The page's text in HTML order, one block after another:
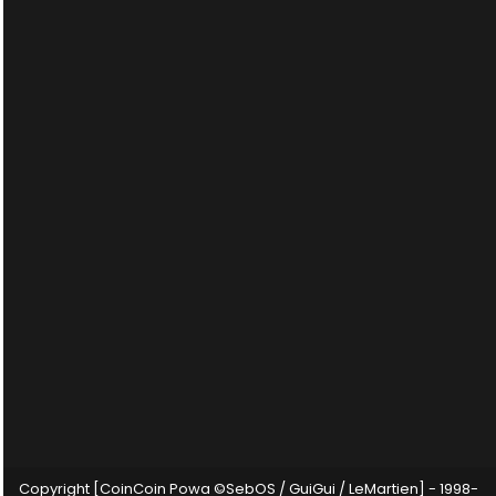
Copyright [CoinCoin Powa ©SebOS / GuiGui / LeMartien] - 1998-